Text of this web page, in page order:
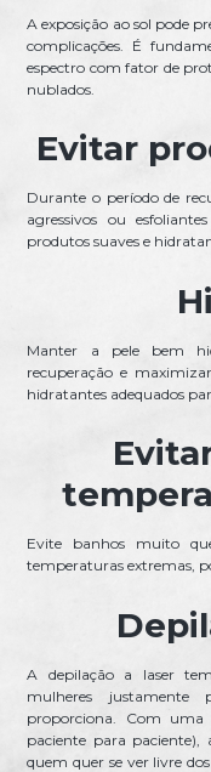
A exposição ao sol pode
complicações. É
espectro com fator de
nublados.
Evitar
Durante o período de
agressivos ou
produtos suaves e
Manter a pele bem
recuperação e
hidratantes adequados
Evite banhos muito
temperaturas extremas,
A depilação a laser
mulheres justamente
proporciona. Com uma
paciente para paciente),
quem quer se ver livre